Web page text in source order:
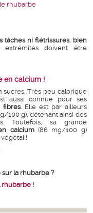
rhubarbe
tâches ni flétrissures, bien
extrémités doivent être
en calcium !
Très peu calorique
aussi connue pour ses
. Elle est par ailleurs
100 g), détenant ainsi des
Toutefois, sa grande
calcium(86 mg/100 g)
!
la rhubarbe ?
rhubarbe !